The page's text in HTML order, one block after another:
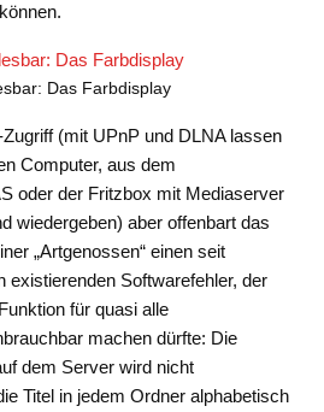
Das Farbdisplay
(mit UPnP und DLNA lassen
Computer, aus dem
oder der Fritzbox mit Mediaserver
wiedergeben) aber offenbart das
„Artgenossen“ einen seit
existierenden Softwarefehler, der
für quasi alle
machen dürfte: Die
dem Server wird nicht
Titel in jedem Ordner alphabetisch